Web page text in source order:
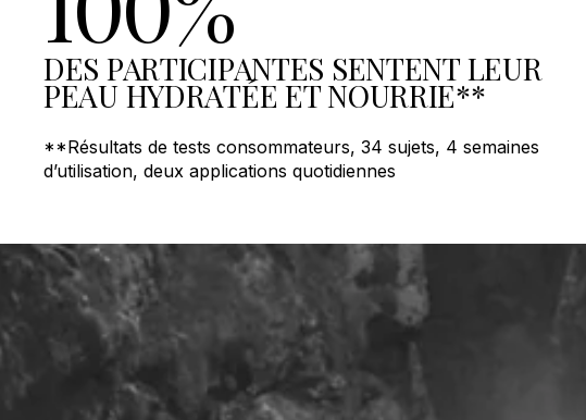
DES PARTICIPANTES SENTENT LEUR
PEAU HYDRATÉE ET NOURRIE**
**Résultats de tests consommateurs, 34 sujets, 4 semaines
d’utilisation, deux applications quotidiennes